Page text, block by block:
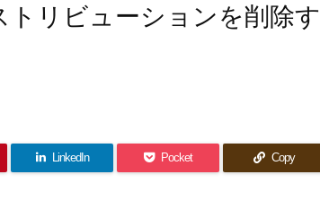
リビューションを削除す
LinkedIn Pocket Copy